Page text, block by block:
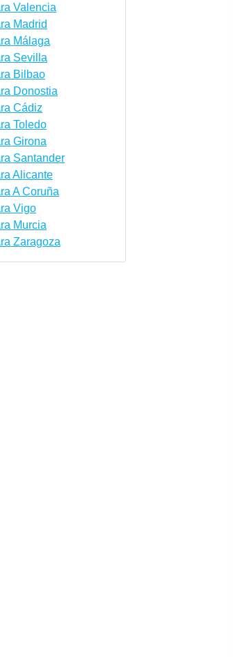
Valencia
Madrid
Málaga
Sevilla
Bilbao
Donostia
Cádiz
Toledo
Girona
Santander
Alicante
A Coruña
Vigo
Murcia
Zaragoza